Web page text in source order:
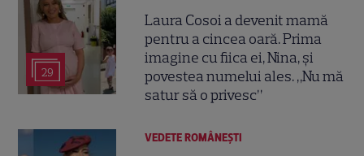
29
Laura Cosoi a devenit mamă
pentru a cincea oară. Prima
imagine cu fiica ei, Nina, și
povestea numelui ales. „Nu mă
satur să o privesc”
VEDETE ROMÂNEŞTI